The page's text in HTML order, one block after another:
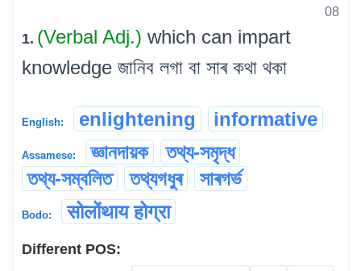
08
1. (Verbal Adj.) which can impart
knowledge জানিব লগা বা সাৰ কথা থকা
English: enlightening informative
Assamese: জ্ঞানদায়ক
তথ্য-সমৃদ্ধ
তথ্য-সম্বলিত
তথ্যগধুৰ সাৰগৰ্ভ
Bodo: सोलोंथाय होग्रा
Different POS: